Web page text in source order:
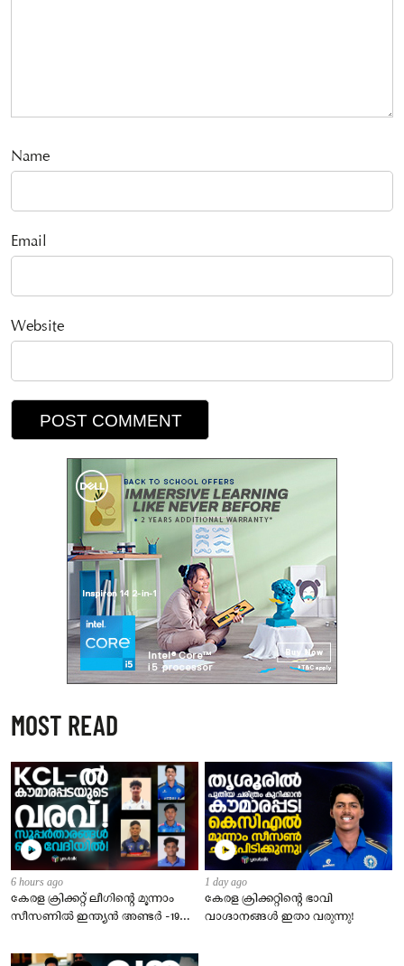
Name
Email
Website
MOST READ
6 hours ago
കേരള ക്രിക്കറ്റ് ലീഗിൻ്റെ മൂന്നാം
സീസണിൽ ഇന്ത്യൻ അണ്ടർ -19
അണിനിരക്കുന്നു!
1 day ago
​കേരള ക്രിക്കറ്റിന്റെ ഭാവി
വാഗ്ദാനങ്ങൾ ഇതാ വരുന്നു!